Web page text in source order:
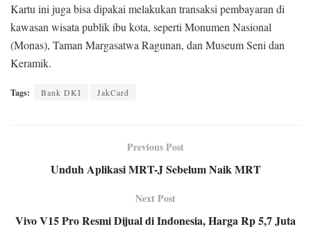
Kartu ini juga bisa dipakai melakukan transaksi pembayaran di
kawasan wisata publik ibu kota, seperti Monumen Nasional
(Monas), Taman Margasatwa Ragunan, dan Museum Seni dan
Keramik.
Tags: Bank DKI JakCard
Previous Post
Unduh Aplikasi MRT-J Sebelum Naik MRT
Next Post
Vivo V15 Pro Resmi Dijual di Indonesia, Harga Rp 5,7 Juta